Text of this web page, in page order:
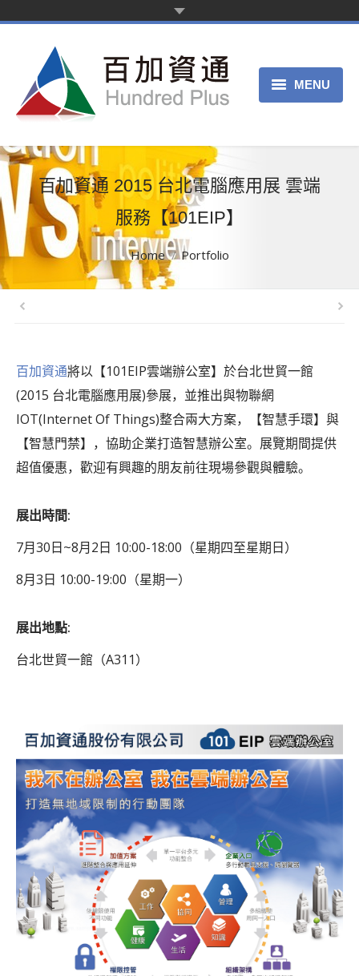
MENU
产品服务
关于我们
申请试用
客服中心
百加資通 2015 台北電腦應用展 雲端
服務【101EIP】
You are here: Home Portfolio
百加資通將以【101EIP雲端辦公室】於台北世貿一館
(2015 台北電腦應用展)參展，並推出與物聯網
IOT(Internet Of Things)整合兩大方案，【智慧手環】與
【智慧門禁】，協助企業打造智慧辦公室。展覽期間提供
超值優惠，歡迎有興趣的朋友前往現場參觀與體驗。
展出時間:
7月30日~8月2日 10:00-18:00（星期四至星期日）
8月3日 10:00-19:00（星期一）
展出地點:
台北世貿一館（A311）